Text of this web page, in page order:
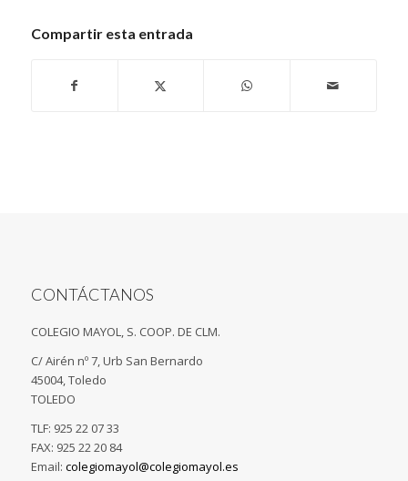
Compartir esta entrada
CONTÁCTANOS
COLEGIO MAYOL, S. COOP. DE CLM.
C/ Airén nº 7, Urb San Bernardo
45004, Toledo
TOLEDO
TLF: 925 22 07 33
FAX: 925 22 20 84
Email: colegiomayol@colegiomayol.es